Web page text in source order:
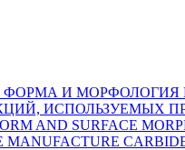
А. Ю. ФОРМА И
ИСПОЛЬЗУЕМЫХ
AND SURFACE